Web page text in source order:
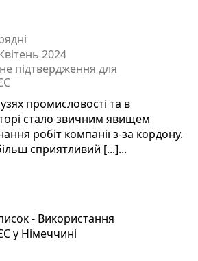
2024
підтвердження для
промисловості та в
стало звичним явищем
робіт компанії з-за кордону.
сприятливий [...]...